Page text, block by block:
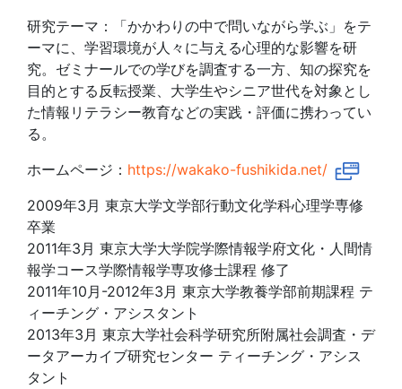
研究テーマ：「かかわりの中で問いながら学ぶ」をテ
ーマに、学習環境が人々に与える心理的な影響を研
究。ゼミナールでの学びを調査する一方、知の探究を
目的とする反転授業、大学生やシニア世代を対象とし
た情報リテラシー教育などの実践・評価に携わってい
る。
ホームページ： https://wakako-fushikida.net/
2009年3月 東京大学文学部行動文化学科心理学専修
卒業
2011年3月 東京大学大学院学際情報学府文化・人間情
報学コース学際情報学専攻修士課程 修了
2011年10月-2012年3月 東京大学教養学部前期課程 テ
ィーチング・アシスタント
2013年3月 東京大学社会科学研究所附属社会調査・デ
ータアーカイブ研究センター ティーチング・アシス
タント